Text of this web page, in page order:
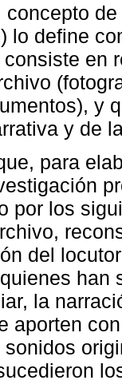
concepto
lo define
en
y
y de
para
por los
del
han
la
aporten